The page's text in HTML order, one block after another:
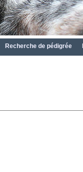
Recherche de pédigrée